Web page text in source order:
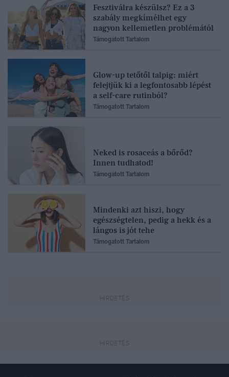
Fesztiválra készülsz? Ez a 3
szabály megkímélhet egy
nagyon kellemetlen problémától
Támogatott Tartalom
Glow-up tetőtől talpig: miért
felejtjük ki a legfontosabb lépést
a self-care rutinból?
Támogatott Tartalom
Neked is rosaceás a bőrőd?
Innen tudhatod!
Támogatott Tartalom
Mindenki azt hiszi, hogy
egészségtelen, pedig a hekk és a
lángos is jót tehe
Támogatott Tartalom